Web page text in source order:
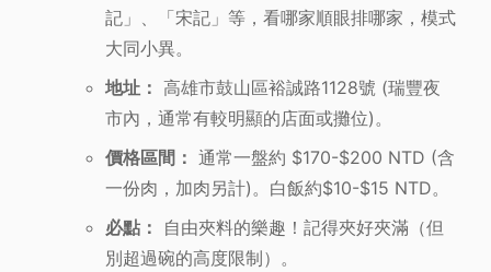
記」、「宋記」等，看哪家順眼排哪家，模式
大同小異。
地址： 高雄市鼓山區裕誠路1128號 (瑞豐夜
市內，通常有較明顯的店面或攤位)。
價格區間： 通常一盤約 $170-$200 NTD (含
一份肉，加肉另計)。白飯約$10-$15 NTD。
必點：
自由夾料的樂趣！記得夾好夾滿（但
別超過碗的高度限制）。